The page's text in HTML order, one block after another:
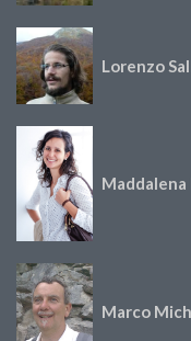
Lorenzo
Maddalena
Marco